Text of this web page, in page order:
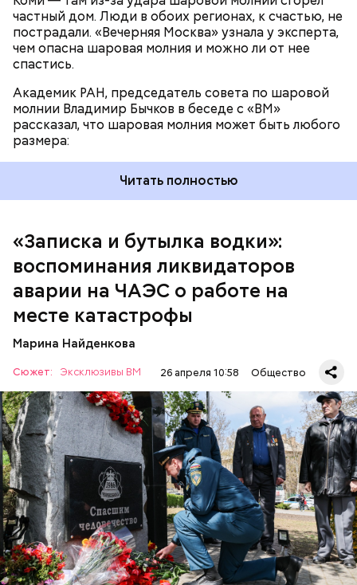
частный дом. Люди в обоих регионах, к счастью, не
пострадали. «Вечерняя Москва» узнала у эксперта,
чем опасна шаровая молния и можно ли от нее
спастись.
Академик РАН, председатель совета по шаровой
молнии Владимир Бычков в беседе с «ВМ»
рассказал, что шаровая молния может быть любого
размера:
Читать полностью
«Записка и бутылка водки»:
воспоминания ликвидаторов
аварии на ЧАЭС о работе на
месте катастрофы
Марина Найденкова
Сюжет: Эксклюзивы ВМ 26 апреля 10:58 Общество
Специалист гражданской обороны Московского
авиацентра Владимир Макеев в 1986 году служил в
Киеве в отдельном механизированном полку
гражданской обороны. На тот момент, когда
произошла авария на Чернобыльской атомной
станции, ему было 26 лет.
— Об аварии я узнал 26 апреля, когда нас подняли
транспорт. Привезли в полк. Построились. Сказали,
что произошло. Создали мобильный отряд. Через
несколько часов мы направились в сторону
Чернобыля, — вспоминает Макеев.
АВАРИИ ЧЕРНОБЫЛЬ ИСТОРИЯ